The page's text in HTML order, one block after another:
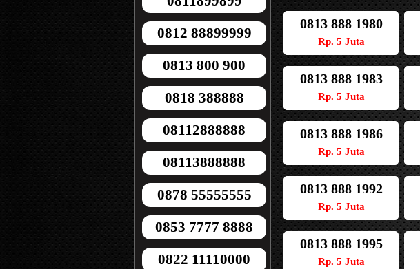
0812 88899999
0813 800 900
0818 388888
08112888888
08113888888
0878 55555555
0853 7777 8888
0822 11110000
0813 888 1980
Rp. 5 Juta
0813 888 1983
Rp. 5 Juta
0813 888 1986
Rp. 5 Juta
0813 888 1992
Rp. 5 Juta
0813 888 1995
Rp. 5 Juta